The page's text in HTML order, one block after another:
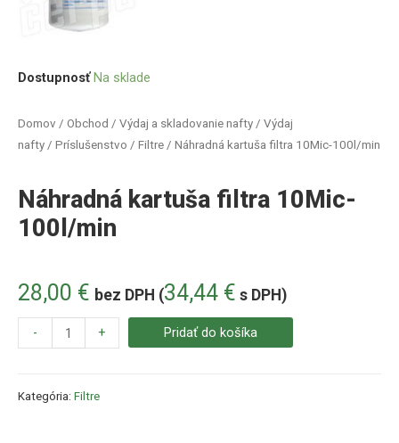
Domov / Obchod / Výdaj a skladovanie nafty / Výdaj
nafty / Príslušenstvo / Filtre / Náhradná kartuša filtra 10Mic-100l/min
Náhradná kartuša filtra 10Mic-
100l/min
28,00 € bez DPH (34,44 € s DPH)
Dostupnosť Na sklade
- + Pridať do košíka
Kategória: Filtre